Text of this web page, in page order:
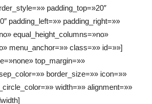
padding_top=»20″
padding_left=»» padding_right=»»
equal_height_columns=»no»
menu_anchor=»» class=»» id=»»]
top_margin=»»
border_size=»» icon=»»
width=»» alignment=»»